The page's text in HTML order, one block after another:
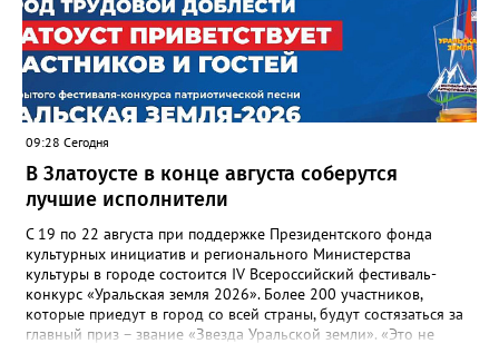
09:28 Сегодня
В Златоусте в конце августа соберутся
лучшие исполнители
С 19 по 22 августа при поддержке Президентского фонда
культурных инициатив и регионального Министерства
культуры в городе состоится IV Всероссийский фестиваль-
конкурс «Уральская земля 2026». Более 200 участников,
которые приедут в город со всей страны, будут состязаться за
главный приз – звание «Звезда Уральской земли». «Это не